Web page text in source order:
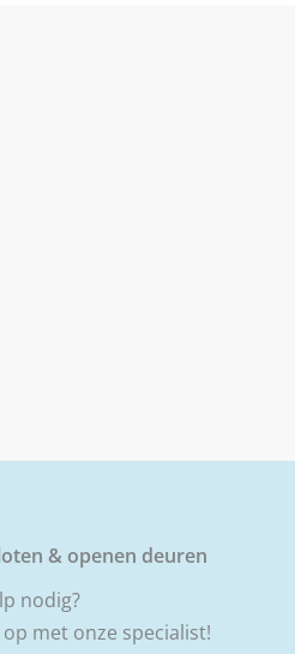
& openen deuren
nodig?
met onze specialist!